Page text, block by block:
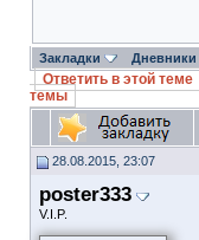
Закладки Дневники
Ответить в этой теме
темы
28.08.2015, 23:07
poster333
V.I.P.